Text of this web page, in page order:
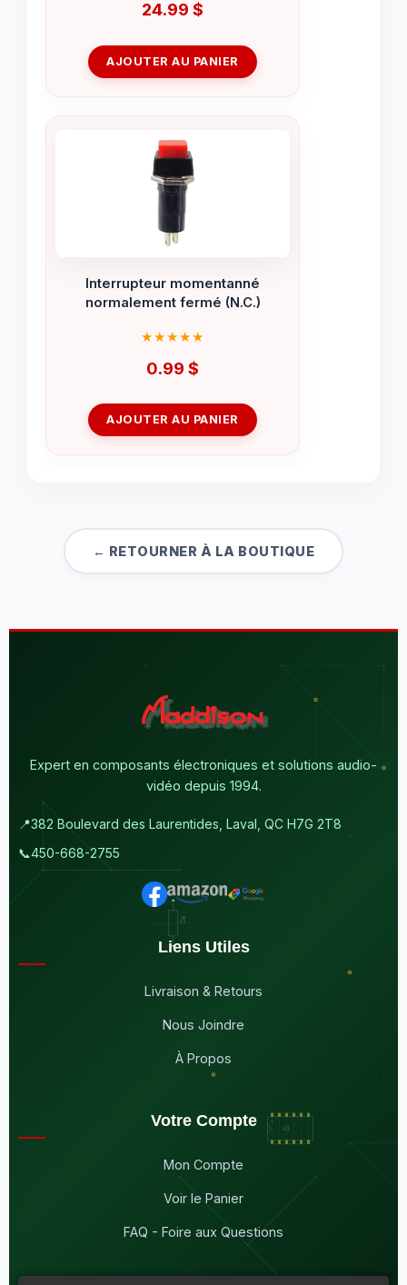
24.99 $
AJOUTER AU PANIER
Interrupteur momentanné
normalement fermé (N.C.)
0.99 $
AJOUTER AU PANIER
← RETOURNER À LA BOUTIQUE
Expert en composants électroniques et solutions audio-
vidéo depuis 1994.
📍382 Boulevard des Laurentides, Laval, QC H7G 2T8
📞450-668-2755
Liens Utiles
Livraison & Retours
Nous Joindre
À Propos
Votre Compte
Mon Compte
Voir le Panier
FAQ - Foire aux Questions